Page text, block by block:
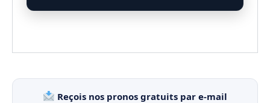
Reçois nos pronos gratuits par e-mail